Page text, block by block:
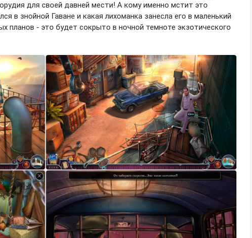
для своей давней мести! А кому именно мстит это
в знойной Гаване и какая лихоманка занесла его в маленький
планов - это будет сокрыто в ночной темноте экзотического